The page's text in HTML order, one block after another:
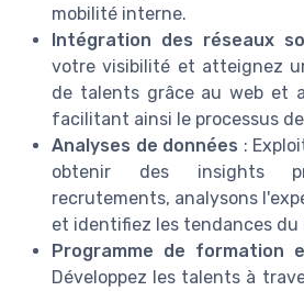
mobilité interne.
Intégration des réseaux
votre visibilité et atteignez
de talents grâce au web et
facilitant ainsi le processus
Analyses de données :
obtenir des insights
recrutements, analysons
et identifiez les tendances du
Programme de formation
Développez les talents à